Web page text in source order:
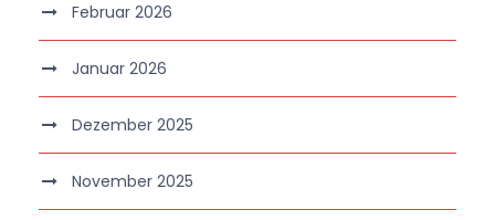
Februar 2026
Januar 2026
Dezember 2025
November 2025